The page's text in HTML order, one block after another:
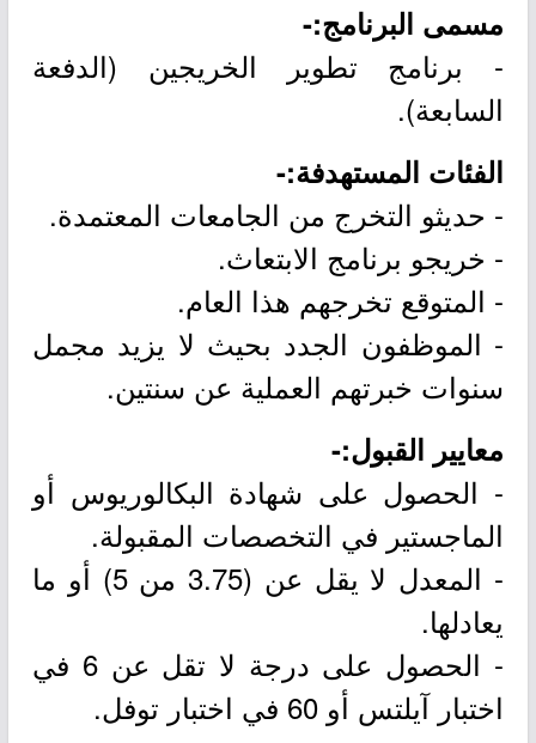
مسمى البرنامج:-
- برنامج تطوير الخريجين (الدفعة
السابعة).
الفئات المستهدفة:-
- حديثو التخرج من الجامعات المعتمدة.
- خريجو برنامج الابتعاث.
- المتوقع تخرجهم هذا العام.
- الموظفون الجدد بحيث لا يزيد مجمل
سنوات خبرتهم العملية عن سنتين.
معايير القبول:-
- الحصول على شهادة البكالوريوس أو
الماجستير في التخصصات المقبولة.
- المعدل لا يقل عن (3.75 من 5) أو ما
يعادلها.
- الحصول على درجة لا تقل عن 6 في
اختبار آيلتس أو 60 في اختبار توفل.